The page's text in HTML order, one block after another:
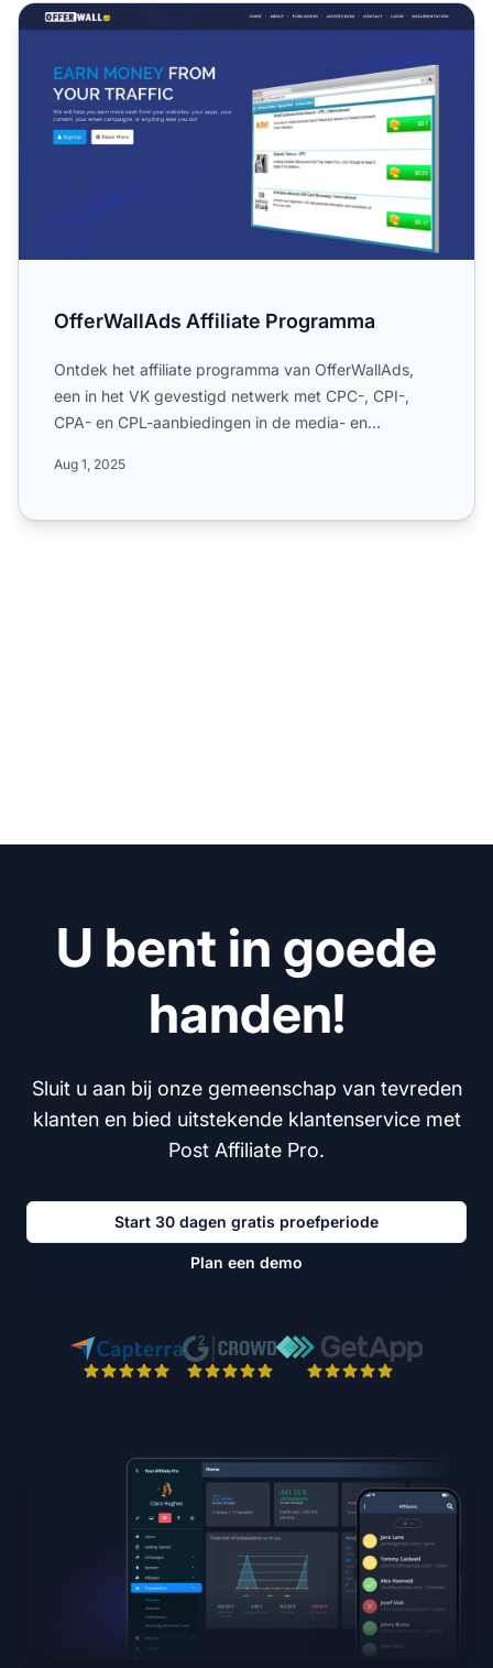
OfferWallAds Affiliate Programma
OfferWallAds Affiliate Programma
Ontdek het affiliate programma van OfferWallAds,
een in het VK gevestigd netwerk met CPC-, CPI-,
CPA- en CPL-aanbiedingen in de media- en
Aug 1, 2025
U bent in goede
handen!
Sluit u aan bij onze gemeenschap van tevreden
klanten en bied uitstekende klantenservice met
Post Affiliate Pro.
Start 30 dagen gratis proefperiode
Plan een demo